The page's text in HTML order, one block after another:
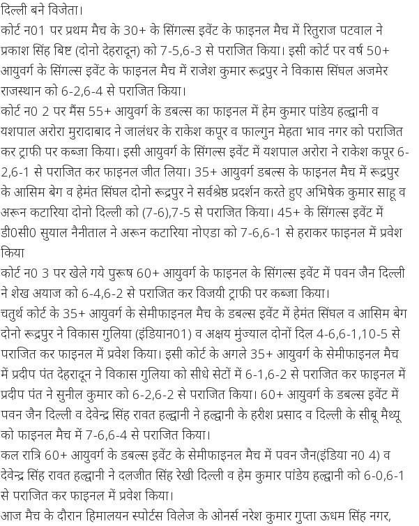
दिल्ली बने विजेता।
कोर्ट न01 पर प्रथम मैच के 30+ के सिंगल्स इवेंट के फाइनल मैच में रितुराज पटवाल ने
प्रकाश सिंह बिष्ट (दोनो देहरादून) को 7-5,6-3 से पराजित किया। इसी कोर्ट पर वर्ष 50+
आयुवर्ग के सिंगल्स इवेंट के फाइनल मैच में राजेश कुमार रूद्रपुर ने विकास सिंघल अजमेर
राजस्थान को 6-2,6-4 से पराजित किया।
कोर्ट न0 2 पर मैंस 55+ आयुवर्ग के डबल्स का फाइनल में हेम कुमार पांडेय हल्द्वानी व
यशपाल अरोरा मुरादाबाद ने जालंधर के राकेश कपूर व फाल्गुन मेहता भाव नगर को पराजित
कर ट्राफी पर कब्जा किया। इसी आयुवर्ग के सिंगल्स इवेंट में यशपाल अरोरा ने राकेश कपूर 6-
2,6-1 से पराजित कर फाइनल जीत लिया। 35+ आयुवर्ग डबल्स के फाइनल मैच में रूद्रपुर
के आसिम बेग व हेमंत सिंघल दोनो रूद्रपुर ने सर्वश्रेष्ठ प्रदर्शन करते हुए अभिषेक कुमार साहू व
अरून कटारिया दोनो दिल्ली को (7-6),7-5 से पराजित किया। 45+ के सिंगल्स इवेंट में
डी0सी0 सुयाल नैनीताल ने अरून कटारिया नोएडा को 7-6,6-1 से हराकर फाइनल में प्रवेश
किया
कोर्ट न0 3 पर खेले गये पुरूष 60+ आयुवर्ग के फाइनल के सिंगल्स इवेंट में पवन जैन दिल्ली
ने शेख अयाज को 6-4,6-2 से पराजित कर विजयी ट्राफी पर कब्जा किया।
चतुर्थ कोर्ट के 35+ आयुवर्ग के सेमीफाइनल मैच के डबल्स इवेंट में हेमंत सिंघल व आसिम बेग
दोनो रूद्रपुर ने विकास गुलिया (इंडियान01) व अक्षय मुंज्याल दोनों दिल 4-6,6-1,10-5 से
पराजित कर फाइनल में प्रवेश किया। इसी कोर्ट के अगले 35+ आयुवर्ग के सेमीफाइनल मैच
में प्रदीप पंत देहरादून ने विकास गुलिया को सीधे सेटों में 6-1,6-2 से पराजित कर फाइनल में
प्रदीप पंत ने सुनील कुमार को 6-2,6-2 से पराजित किया। 60+ आयुवर्ग के डबल्स इवेंट में
पवन जैन दिल्ली व देवेन्द्र सिंह रावत हल्द्वानी ने हल्द्वानी के हरीश प्रसाद व दिल्ली के सीबू मैथ्यू
को फाइनल मैच में 7-6,6-4 से पराजित किया।
कल रात्रि 60+ आयुवर्ग के डबल्स इवेंट के सेमीफाइनल मैच में पवन जैन(इंडिया न0 4) व
देवेन्द्र सिंह रावत हल्द्वानी ने दलजीत सिंह रेखी दिल्ली व हेम कुमार पांडेय हल्द्वानी को 6-0,6-1
से पराजित कर फाइनल में प्रवेश किया।
आज मैच के दौरान हिमालयन स्पोर्टस विलेज के ओनर्स नरेश कुमार गुप्ता ऊधम सिंह नगर,